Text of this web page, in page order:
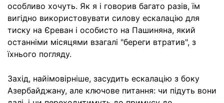
особливо хочуть. Як я і говорив багато разів, їм
вигідно використовувати силову ескалацію для
тиску на Єреван і особисто на Пашиняна, який
останніми місяцями взагалі "береги втратив", з
їхнього погляду.
Захід, найімовірніше, засудить ескалацію з боку
Азербайджану, але ключове питання: чи підуть вони